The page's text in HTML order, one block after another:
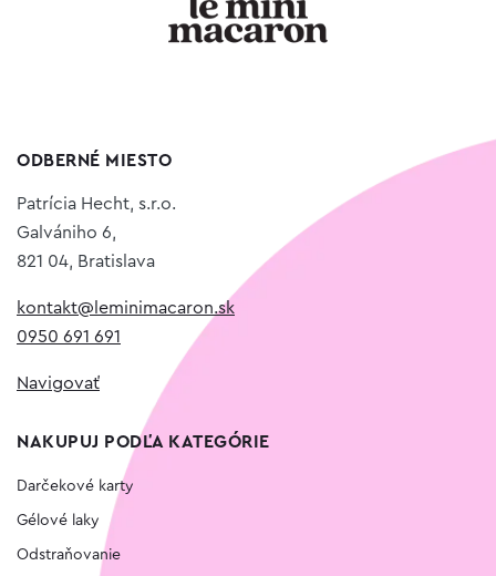
ODBERNÉ MIESTO
Patrícia Hecht, s.r.o.
Galvániho 6,
821 04, Bratislava
kontakt@leminimacaron.sk
0950 691 691
Navigovať
NAKUPUJ PODĽA KATEGÓRIE
Darčekové karty
Gélové laky
Odstraňovanie